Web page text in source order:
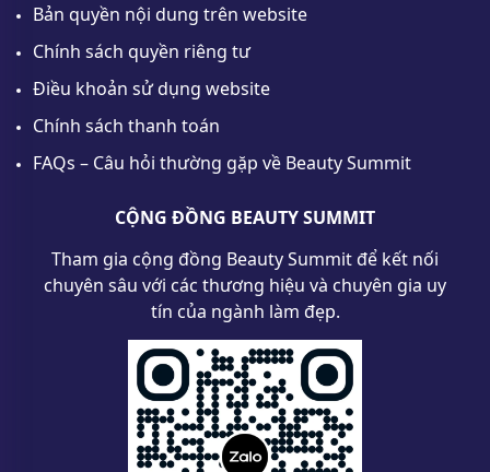
Bản quyền nội dung trên website
Chính sách quyền riêng tư
Điều khoản sử dụng website
Chính sách thanh toán
FAQs – Câu hỏi thường gặp về Beauty Summit
CỘNG ĐỒNG BEAUTY SUMMIT
Tham gia cộng đồng Beauty Summit để kết nối
chuyên sâu với các thương hiệu và chuyên gia uy
tín của ngành làm đẹp.